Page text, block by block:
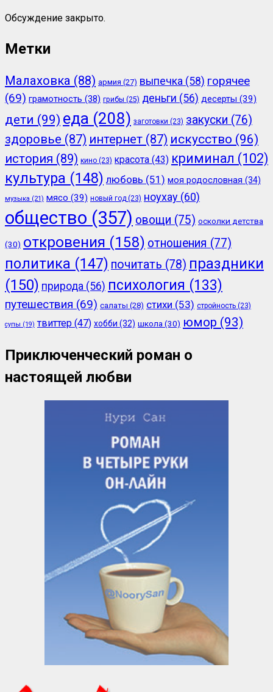
Обсуждение закрыто.
Метки
Малаховка (88) армия (27) выпечка (58) горячее
(69) грамотность (38) грибы (25) деньги (56) десерты (39)
дети (99) еда (208) заготовки (23) закуски (76)
здоровье (87) интернет (87) искусство (96)
история (89) кино (23) красота (43) криминал (102)
культура (148) любовь (51) моя родословная (34)
музыка (21) мясо (39) новый год (23) ноухау (60)
общество (357) овощи (75) осколки детства
(30) откровения (158) отношения (77)
политика (147) почитать (78) праздники
(150) природа (56) психология (133)
путешествия (69) салаты (28) стихи (53) стройность (23)
супы (19) твиттер (47) хобби (32) школа(30) юмор (93)
Приключенческий роман о
настоящей любви